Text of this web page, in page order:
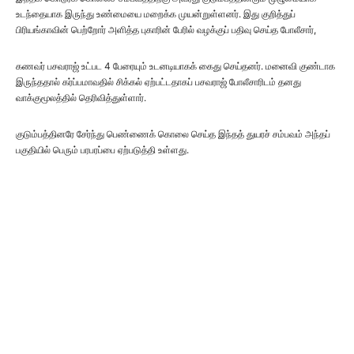
உடந்தையாக இருந்து உண்மையை மறைக்க முயன்றுள்ளனர். இது குறித்துப்
பிரியங்காவின் பெற்றோர் அளித்த புகாரின் பேரில் வழக்குப் பதிவு செய்த போலீசார்,
கணவர் பசவராஜ் உட்பட 4 பேரையும் உடனடியாகக் கைது செய்தனர். மனைவி குண்டாக
இருந்ததால் கர்ப்பமாவதில் சிக்கல் ஏற்பட்டதாகப் பசவராஜ் போலீசாரிடம் தனது
வாக்குமூலத்தில் தெரிவித்துள்ளார்.
குடும்பத்தினரே சேர்ந்து பெண்ணைக் கொலை செய்த இந்தத் துயரச் சம்பவம் அந்தப்
பகுதியில் பெரும் பரபரப்பை ஏற்படுத்தி உள்ளது.